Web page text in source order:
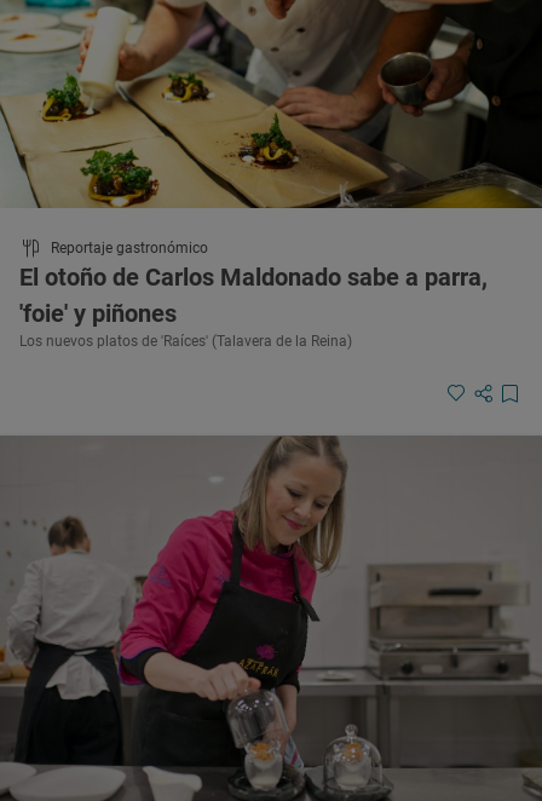
Reportaje gastronómico
El otoño de Carlos Maldonado sabe a parra,
'foie' y piñones
Los nuevos platos de 'Raíces' (Talavera de la Reina)